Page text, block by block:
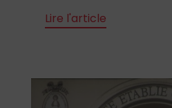
Lire l'article